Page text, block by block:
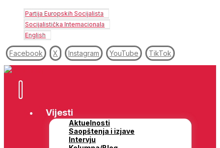
Partija Europskih Socijalista
Socijalistička Internacionala
English
Facebook X Instagram YouTube TikTok
Vijesti
Aktuelnosti
Saopštenja i izjave
Intervju